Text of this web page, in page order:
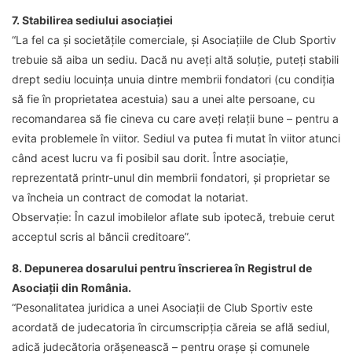
7. Stabilirea sediului asociației
“La fel ca și societățile comerciale, și Asociațiile de Club Sportiv
trebuie să aiba un sediu. Dacă nu aveți altă soluție, puteți stabili
drept sediu locuința unuia dintre membrii fondatori (cu condiția
să fie în proprietatea acestuia) sau a unei alte persoane, cu
recomandarea să fie cineva cu care aveți relații bune – pentru a
evita problemele în viitor. Sediul va putea fi mutat în viitor atunci
când acest lucru va fi posibil sau dorit. Între asociație,
reprezentată printr-unul din membrii fondatori, și proprietar se
va încheia un contract de comodat la notariat.
Observație: În cazul imobilelor aflate sub ipotecă, trebuie cerut
acceptul scris al băncii creditoare”.
8. Depunerea dosarului pentru înscrierea în Registrul de
Asociații din România.
“Pesonalitatea juridica a unei Asociații de Club Sportiv este
acordată de judecatoria în circumscripția căreia se află sediul,
adică judecătoria orășenească – pentru orașe și comunele